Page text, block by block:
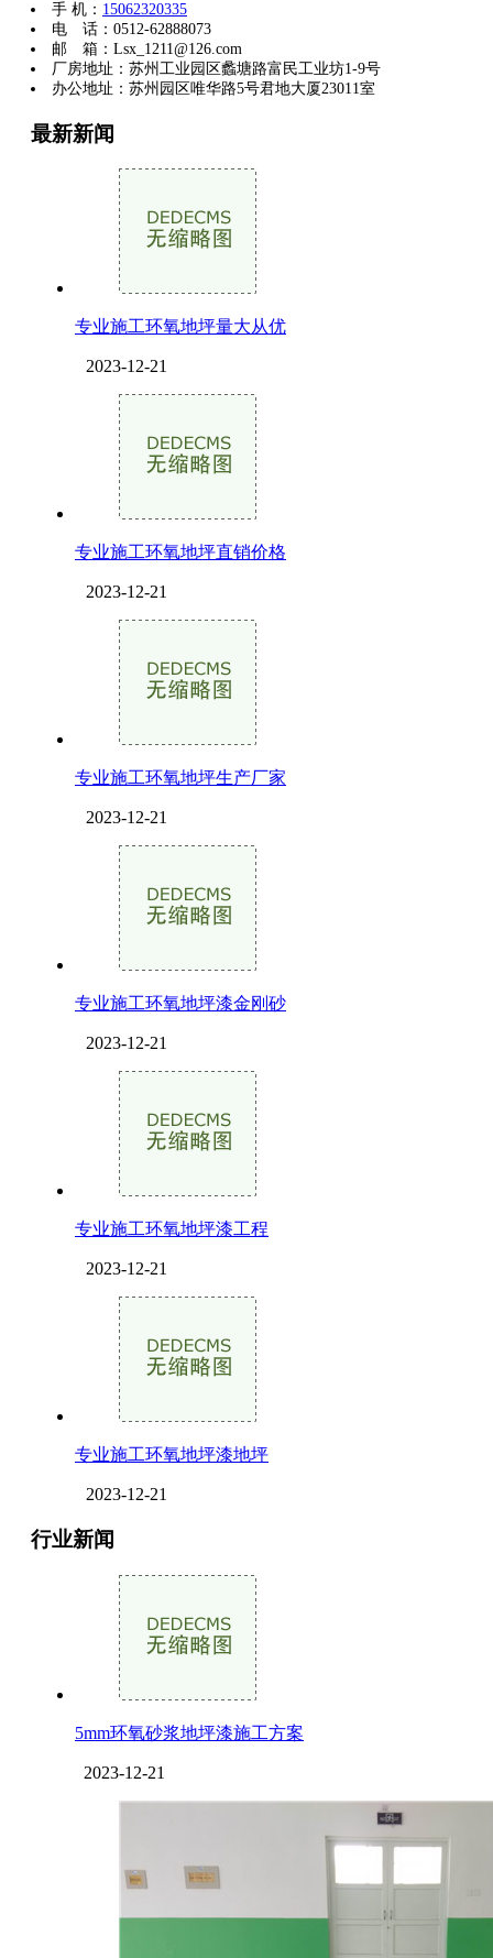
手 机： 15062320335
电 话：0512-62888073
邮 箱：Lsx_1211@126.com
厂房地址：苏州工业园区蠡塘路富民工业坊1-9号
办公地址：苏州园区唯华路5号君地大厦23011室
最新新闻
专业施工环氧地坪量大从优
2023-12-21
专业施工环氧地坪直销价格
2023-12-21
专业施工环氧地坪生产厂家
2023-12-21
专业施工环氧地坪漆金刚砂
2023-12-21
专业施工环氧地坪漆工程
2023-12-21
专业施工环氧地坪漆地坪
2023-12-21
行业新闻
5mm环氧砂浆地坪漆施工方案
2023-12-21